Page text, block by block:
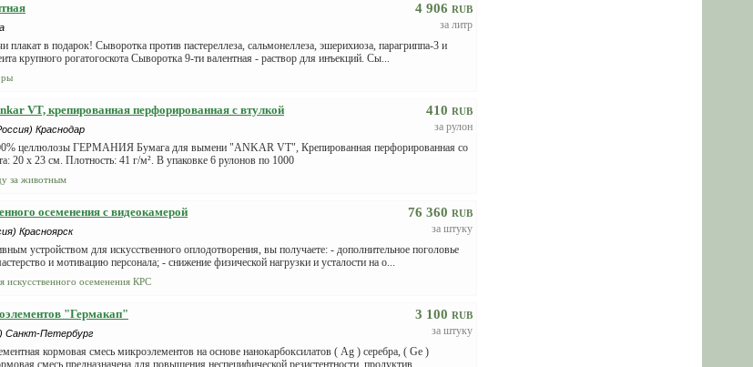
4 906 RUB
за литр
плакат в подарок! Сыворотка против пастереллеза, сальмонеллеза, эшерихиоза, парагриппа-3 и
крупного рогатогоскота Сыворотка 9-ти валентная - раствор для инъекций. Сы...
410 RUB
за рулон
VT, крепированная перфорированная c втулкой
Краснодар
целлюлозы ГЕРМАНИЯ Бумага для вымени "ANKAR VT", Крепированная перфорированная cо
х 23 см. Плотность: 41 г/м². В упаковке 6 рулонов по 1000
за животным
76 360 RUB
за штуку
осеменения с видеокамерой
Красноярск
устройством для искусственного оплодотворения, вы получаете: - дополнительное поголовье
и мотивацию персонала; - снижение физической нагрузки и усталости на о...
искусственного осеменения КРС
3 100 RUB
за штуку
"Гермакап"
Санкт-Петербург
кормовая смесь микроэлементов на основе нанокарбоксилатов ( Ag ) серебра, ( Ge )
смесь предназначена для повышения неспецифической резистентности, продуктив...